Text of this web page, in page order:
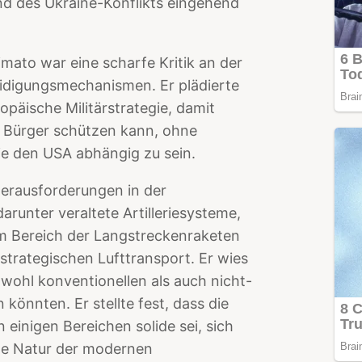
war eine scharfe Kritik an der
Er plädierte
Militärstrategie, damit
schützen kann, ohne
den USA abhängig zu sein.
in der
veraltete Artilleriesysteme,
Bereich der Langstreckenraketen
Lufttransport. Er wies
konventionellen als auch nicht-
könnten. Er stellte fest, dass die
Bereichen solide sei, sich
Natur der modernen